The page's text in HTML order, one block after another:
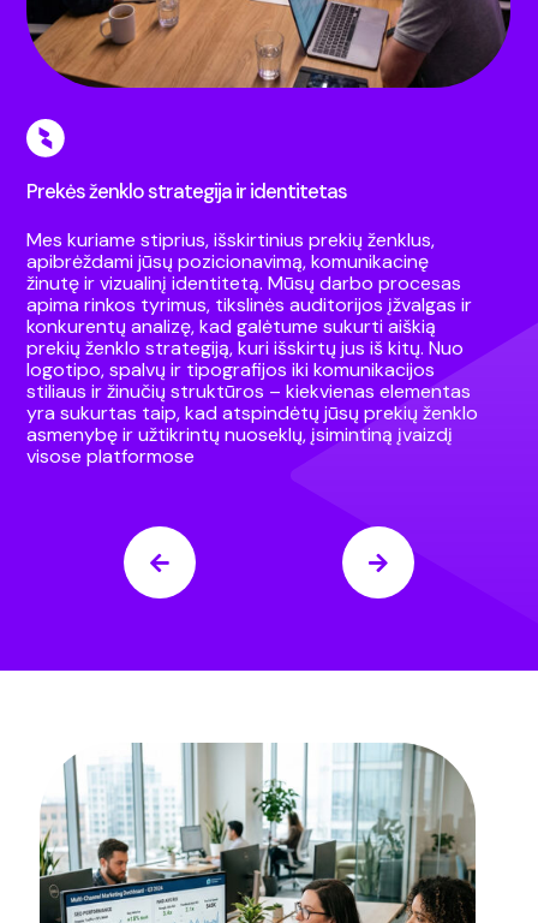
Prekės ženklo strategija ir identitetas
Mes kuriame stiprius, išskirtinius prekių ženklus,
apibrėždami jūsų pozicionavimą, komunikacinę
žinutę ir vizualinį identitetą. Mūsų darbo procesas
apima rinkos tyrimus, tikslinės auditorijos įžvalgas ir
konkurentų analizę, kad galėtume sukurti aiškią
prekių ženklo strategiją, kuri išskirtų jus iš kitų. Nuo
logotipo, spalvų ir tipografijos iki komunikacijos
stiliaus ir žinučių struktūros – kiekvienas elementas
yra sukurtas taip, kad atspindėtų jūsų prekių ženklo
asmenybę ir užtikrintų nuoseklų, įsimintiną įvaizdį
visose platformose